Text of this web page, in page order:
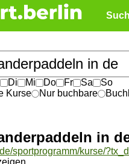
Di Mi Do Fr Sa
So
Kurse Nur buchbare
in